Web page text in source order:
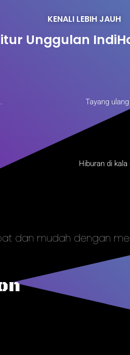
KENALI LEBIH JAUH
Unggulan
Tayang
Hiburan di
dan mudah dengan